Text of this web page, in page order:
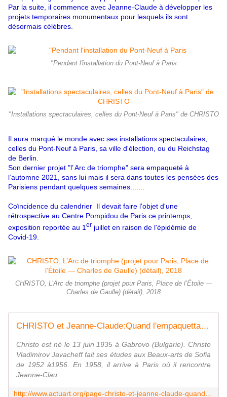
Par la suite, il commence avec Jeanne-Claude à développer les
projets temporaires monumentaux pour lesquels ils sont
désormais célèbres.
"Pendant l'installation du Pont-Neuf à Paris
"Installations spectaculaires, celles du Pont-Neuf à Paris" de CHRISTO
Il aura marqué le monde avec ses installations spectaculaires,
celles du Pont-Neuf à Paris, sa ville d'élection, ou du Reichstag
de Berlin.
Son dernier projet "l’ Arc de triomphe" sera empaqueté à
l’automne 2021, sans lui mais il sera dans toutes les pensées des
Parisiens pendant quelques semaines.......
Coïncidence du calendrier Il devait faire l'objet d'une
rétrospective au Centre Pompidou de Paris ce printemps,
exposition reportée au 1 er juillet en raison de l'épidémie de
Covid-19.
CHRISTO, L’Arc de triomphe (projet pour Paris, Place de l’Étoile —
Charles de Gaulle) (détail), 2018
CHRISTO et Jeanne-Claude:Quand l'empaquettage s'approprie l'espace pour créer la scupture" - ACTUART by Eric SIMON
Christo est né le 13 juin 1935 à Gabrovo (Bulgarie). Christo
Vladimirov Javacheff fait ses études aux Beaux-arts de Sofia
de 1952 à1956. En 1958, il arrive à Paris où il rencontre
Jeanne-Clau...